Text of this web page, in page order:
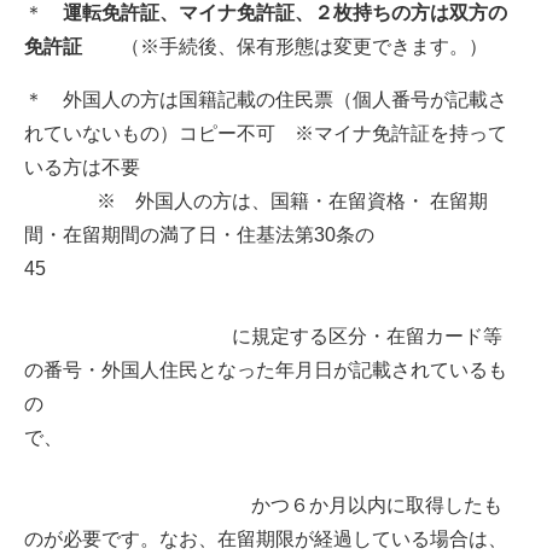
＊ 運転免許証、マイナ免許証、２枚持ちの方は双方の
免許証 （※手続後、保有形態は変更できます。）
＊ 外国人の方は国籍記載の住民票（個人番号が記載さ
れていないもの）コピー不可 ※マイナ免許証を持って
いる方は不要
※ 外国人の方は、国籍・在留資格・ 在留期
間・在留期間の満了日・住基法第30条の
45
に規定する区分・在留カード等
の番号・外国人住民となった年月日が記載されているも
の
で、
かつ６か月以内に取得したも
のが必要です。なお、在留期限が経過している場合は、